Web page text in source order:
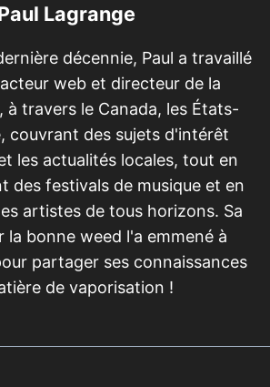
Lagrange
décennie, Paul a travaillé
web et directeur de la
à travers le Canada, les États-
couvrant des sujets d'intérêt
les actualités locales, tout en
des festivals de musique et en
artistes de tous horizons. Sa
la bonne weed l'a emmené à
partager ses connaissances
de vaporisation !